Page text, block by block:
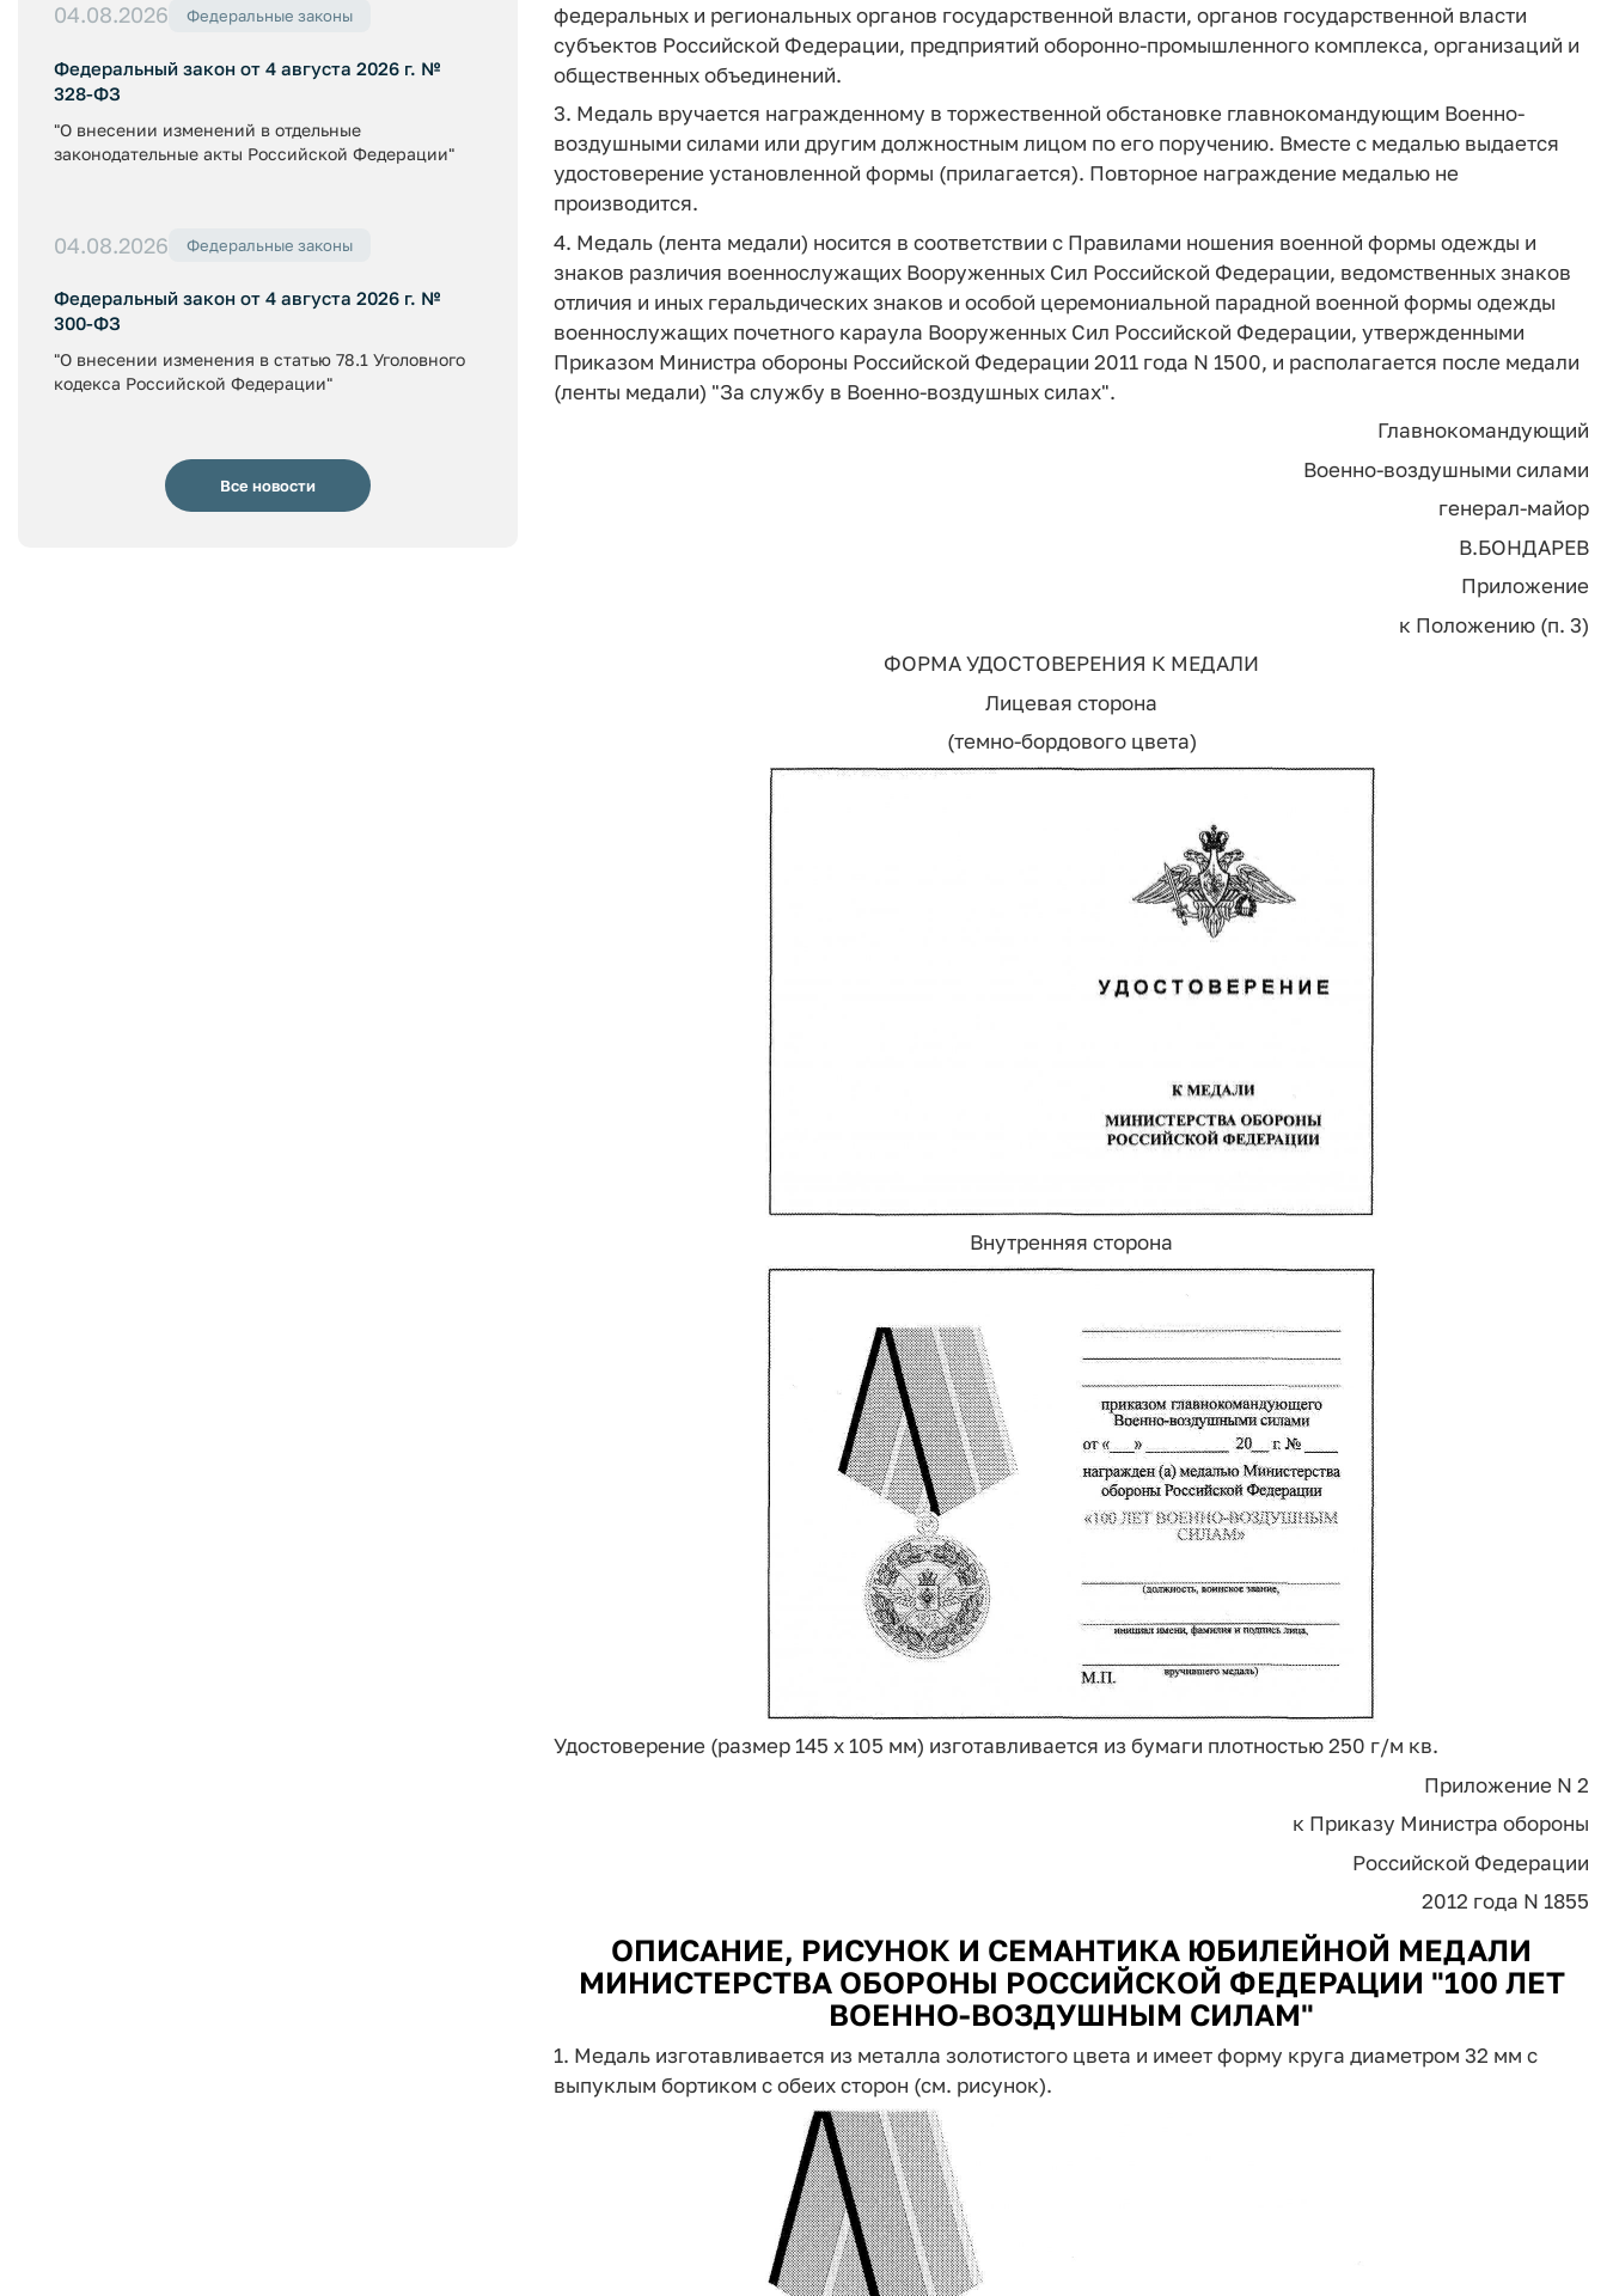
04.08.2026 Федеральные законы
Федеральный закон от 4 августа 2026 г. №
328-ФЗ
"О внесении изменений в отдельные
законодательные акты Российской Федерации"
04.08.2026 Федеральные законы
Федеральный закон от 4 августа 2026 г. №
300-ФЗ
"О внесении изменения в статью 78.1 Уголовного
кодекса Российской Федерации"
Все новости
федеральных и региональных органов государственной власти, органов государственной власти
субъектов Российской Федерации, предприятий оборонно-промышленного комплекса, организаций и
общественных объединений.
3. Медаль вручается награжденному в торжественной обстановке главнокомандующим Военно-
воздушными силами или другим должностным лицом по его поручению. Вместе с медалью выдается
удостоверение установленной формы (прилагается). Повторное награждение медалью не
производится.
4. Медаль (лента медали) носится в соответствии с Правилами ношения военной формы одежды и
знаков различия военнослужащих Вооруженных Сил Российской Федерации, ведомственных знаков
отличия и иных геральдических знаков и особой церемониальной парадной военной формы одежды
военнослужащих почетного караула Вооруженных Сил Российской Федерации, утвержденными
Приказом Министра обороны Российской Федерации 2011 года N 1500, и располагается после медали
(ленты медали) "За службу в Военно-воздушных силах".
Главнокомандующий
Военно-воздушными силами
генерал-майор
В.БОНДАРЕВ
Приложение
к Положению (п. 3)
ФОРМА УДОСТОВЕРЕНИЯ К МЕДАЛИ
Лицевая сторона
(темно-бордового цвета)
Внутренняя сторона
Удостоверение (размер 145 x 105 мм) изготавливается из бумаги плотностью 250 г/м кв.
Приложение N 2
к Приказу Министра обороны
Российской Федерации
2012 года N 1855
ОПИСАНИЕ, РИСУНОК И СЕМАНТИКА ЮБИЛЕЙНОЙ МЕДАЛИ
МИНИСТЕРСТВА ОБОРОНЫ РОССИЙСКОЙ ФЕДЕРАЦИИ "100 ЛЕТ
ВОЕННО-ВОЗДУШНЫМ СИЛАМ"
1. Медаль изготавливается из металла золотистого цвета и имеет форму круга диаметром 32 мм с
выпуклым бортиком с обеих сторон (см. рисунок).